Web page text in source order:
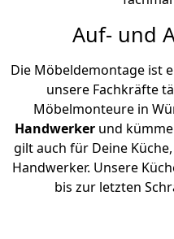
Auf- und
Die Möbeldemontage ist
unsere Fachkräfte
Möbelmonteure in
Handwerker und
gilt auch für Deine
Handwerker. Unsere
bis zur letzten